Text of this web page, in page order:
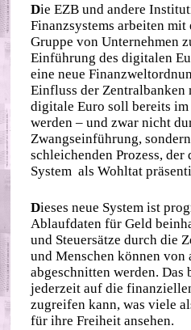
Die EZB und andere
Finanzsystems arbeiten mit
Gruppe von Unternehmen
Einführung des digitalen
eine neue
Einfluss der Zentralbanken
digitale Euro soll bereits
werden – und zwar nicht
Zwangseinführung,
schleichenden Prozess, der
System als Wohltat
Dieses neue System ist
Ablaufdaten für Geld
und Steuersätze durch die
und Menschen können von
abgeschnitten werden. Das
jederzeit auf die
zugreifen kann, was viele
für ihre Freiheit ansehen.